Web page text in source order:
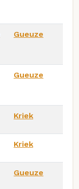
Gueuze
Gueuze
Kriek
Kriek
Gueuze